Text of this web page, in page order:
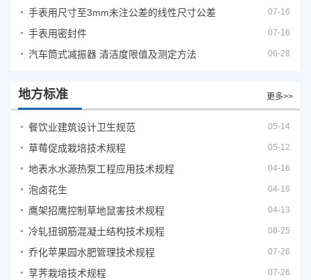
手表用尺寸至3mm未注公差的线性尺寸公差 07-16
手表用密封件 07-16
汽车筒式减振器 清洁度限值及测定方法 06-28
地方标准 更多>>
餐饮业建筑设计卫生规范 05-14
草莓促成栽培技术规程 05-12
地表水水源热泵工程应用技术规程 04-16
泡卤花生 04-16
鹰架招鹰控制草地鼠害技术规程 04-13
冷轧扭钢筋混凝土结构技术规程 08-25
乔化苹果园水肥管理技术规程 07-26
莩荠栽培技术规程 07-26